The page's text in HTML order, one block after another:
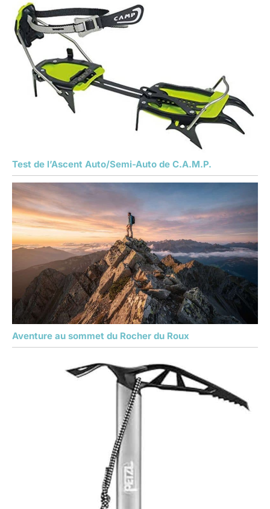
Test de l’Ascent Auto/Semi-Auto de C.A.M.P.
Aventure au sommet du Rocher du Roux